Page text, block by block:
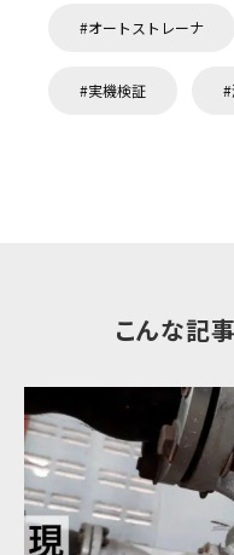
オートストレーナ
実機検証
こんな記